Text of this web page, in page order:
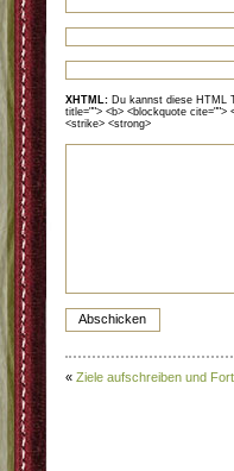
XHTML: Du kannst diese HTML
title=""> <b> <blockquote cite="">
<strike> <strong>
« Ziele aufschreiben und